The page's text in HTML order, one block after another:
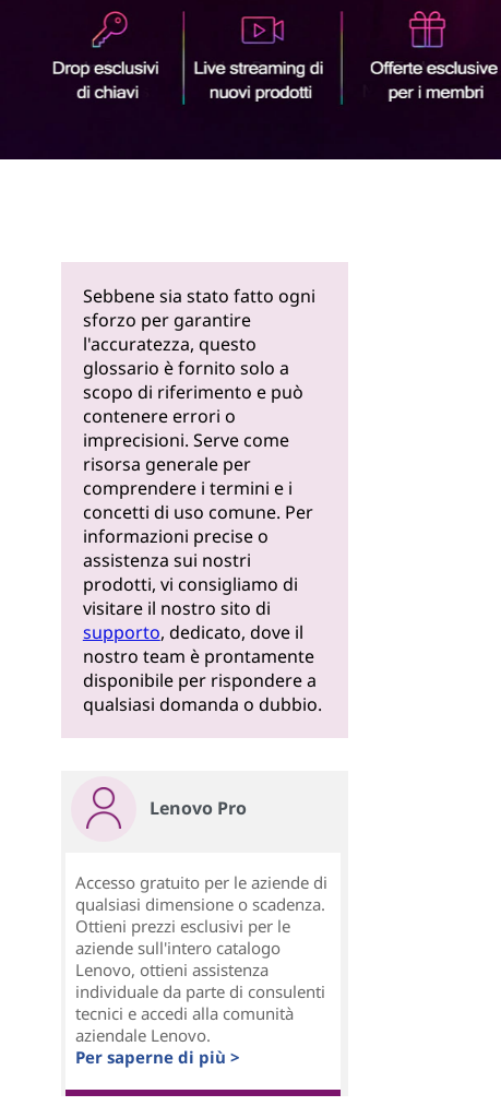
Sebbene sia stato fatto ogni
sforzo per garantire
l'accuratezza, questo
glossario è fornito solo a
scopo di riferimento e può
contenere errori o
imprecisioni. Serve come
risorsa generale per
comprendere i termini e i
concetti di uso comune. Per
informazioni precise o
assistenza sui nostri
prodotti, vi consigliamo di
visitare il nostro sito di
supporto, dedicato, dove il
nostro team è prontamente
disponibile per rispondere a
qualsiasi domanda o dubbio.
Lenovo Pro
Accesso gratuito per le aziende di
qualsiasi dimensione o scadenza.
Ottieni prezzi esclusivi per le
aziende sull'intero catalogo
Lenovo, ottieni assistenza
individuale da parte di consulenti
tecnici e accedi alla comunità
aziendale Lenovo.
Per saperne di più >